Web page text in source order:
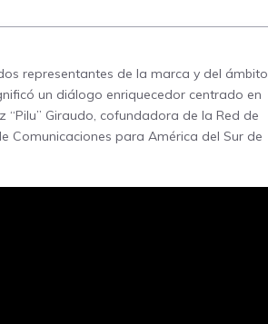
representantes de la marca y del ámbito
un diálogo enriquecedor centrado en
Giraudo, cofundadora de la Red de
Comunicaciones para América del Sur de